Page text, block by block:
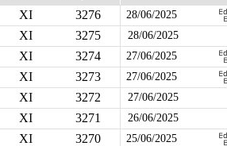
XI
3276 28/06/2025
XI 3275 28/06/2025
XI 3274 27/06/2025
XI 3273 27/06/2025
XI 3272 27/06/2025
XI 3271 26/06/2025
XI 3270 25/06/2025